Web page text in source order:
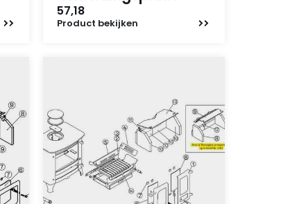
57,18
Product bekijken